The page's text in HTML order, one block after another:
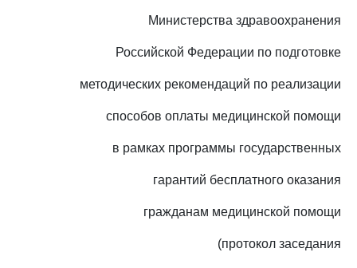
Министерства здравоохранения
Российской Федерации по подготовке
методических рекомендаций по реализации
способов оплаты медицинской помощи
в рамках программы государственных
гарантий бесплатного оказания
гражданам медицинской помощи
(протокол заседания